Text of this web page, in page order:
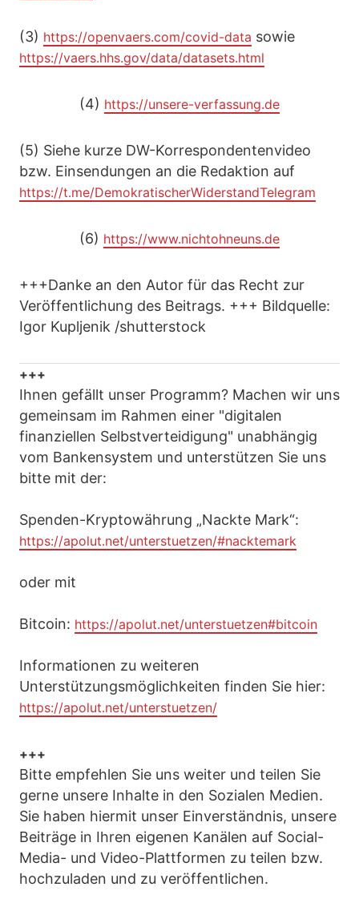
(3) https://openvaers.com/covid-data sowie
https://vaers.hhs.gov/data/datasets.html
(4) https://unsere-verfassung.de
(5) Siehe kurze DW-Korrespondentenvideo
bzw. Einsendungen an die Redaktion auf
https://t.me/DemokratischerWiderstandTelegram
(6) https://www.nichtohneuns.de
+++Danke an den Autor für das Recht zur
Veröffentlichung des Beitrags. +++ Bildquelle:
Igor Kupljenik /shutterstock
+++
Ihnen gefällt unser Programm? Machen wir uns
gemeinsam im Rahmen einer "digitalen
finanziellen Selbstverteidigung" unabhängig
vom Bankensystem und unterstützen Sie uns
bitte mit der:
Spenden-Kryptowährung „Nackte Mark“:
https://apolut.net/unterstuetzen/#nacktemark
oder mit
Bitcoin: https://apolut.net/unterstuetzen#bitcoin
Informationen zu weiteren
Unterstützungsmöglichkeiten finden Sie hier:
https://apolut.net/unterstuetzen/
+++
Bitte empfehlen Sie uns weiter und teilen Sie
gerne unsere Inhalte in den Sozialen Medien.
Sie haben hiermit unser Einverständnis, unsere
Beiträge in Ihren eigenen Kanälen auf Social-
Media- und Video-Plattformen zu teilen bzw.
hochzuladen und zu veröffentlichen.